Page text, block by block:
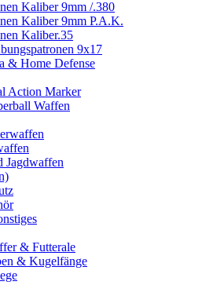
Kaliber 9mm /.380
Kaliber 9mm P.A.K.
Kaliber.35
9x17
& Home Defense
Action Marker
Waffen
Jagdwaffen
& Futterale
& Kugelfänge